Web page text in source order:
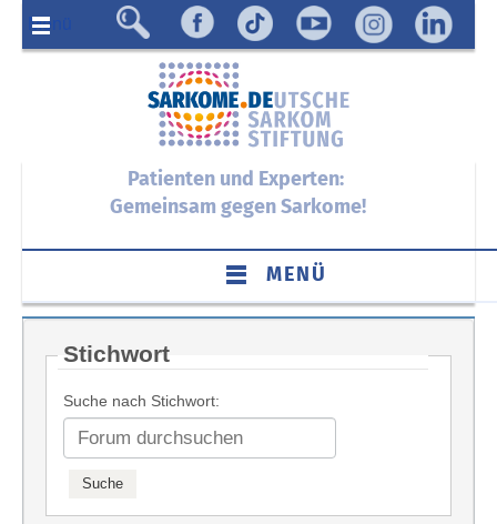
Menü
Patienten und Experten:
Gemeinsam gegen Sarkome!
MENÜ
Stichwort
Suche nach Stichwort: